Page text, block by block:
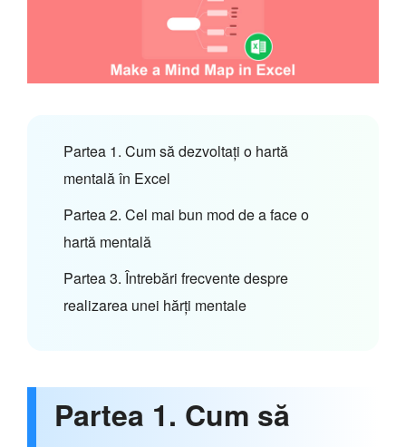
Partea 1. Cum să dezvoltați o hartă
mentală în Excel
Partea 2. Cel mai bun mod de a face o
hartă mentală
Partea 3. Întrebări frecvente despre
realizarea unei hărți mentale
Partea 1. Cum să